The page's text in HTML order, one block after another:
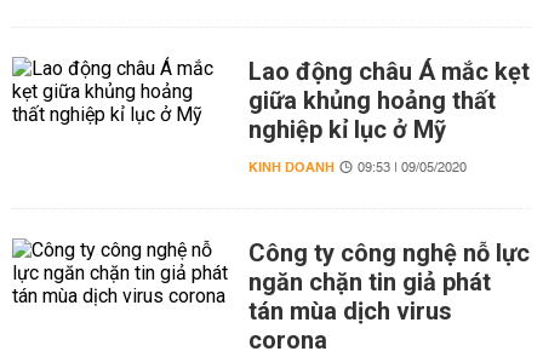
Lao động châu Á mắc kẹt
giữa khủng hoảng thất
nghiệp kỉ lục ở Mỹ
KINH DOANH 09:53 | 09/05/2020
Công ty công nghệ nỗ lực
ngăn chặn tin giả phát
tán mùa dịch virus
corona